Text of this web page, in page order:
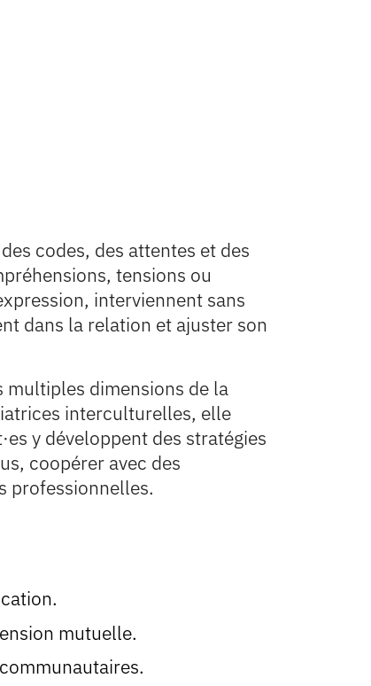
codes, des attentes et des
tensions ou
interviennent sans
dans la relation et ajuster son
multiples dimensions de la
interculturelles, elle
y développent des stratégies
coopérer avec des
professionnelles.
mutuelle.